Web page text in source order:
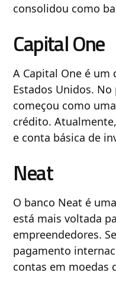
consolidou como
Capital One
A Capital One é um
Estados Unidos.
começou como
crédito.
e conta básica de
Neat
O banco Neat é
está mais voltada
empreendedores.
pagamento
contas em moedas